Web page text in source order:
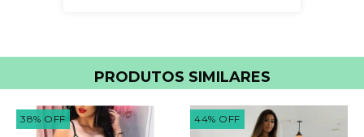
PRODUTOS SIMILARES
38% OFF 44% OFF